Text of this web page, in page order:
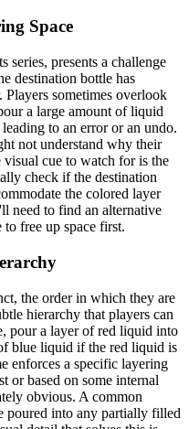
Space
presents a challenge
destination bottle has
sometimes overlook
a large amount of liquid
to an error or an undo.
not understand why their
cue to watch for is the
check if the destination
the colored layer
need to find an alternative
free up space first.
the order in which they are
hierarchy that players can
pour a layer of red liquid into
blue liquid if the red liquid is
enforces a specific layering
or based on some internal
obvious. A common
poured into any partially filled